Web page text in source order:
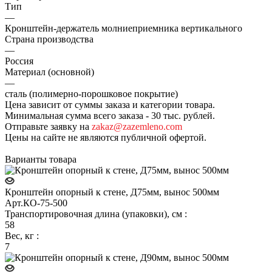
Тип
—
Кронштейн-держатель молниеприемника вертикального
Страна производства
—
Россия
Материал (основной)
—
сталь (полимерно-порошковое покрытие)
Цена зависит от суммы заказа и категории товара.
Минимальная сумма всего заказа - 30 тыс. рублей.
Отправьте заявку на zakaz@zazemleno.com
Цены на сайте не являются публичной офертой.
Варианты товара
Кронштейн опорный к стене, Д75мм, вынос 500мм
Арт.КО-75-500
Транспортировочная длина (упаковки), см :
58
Вес, кг :
7